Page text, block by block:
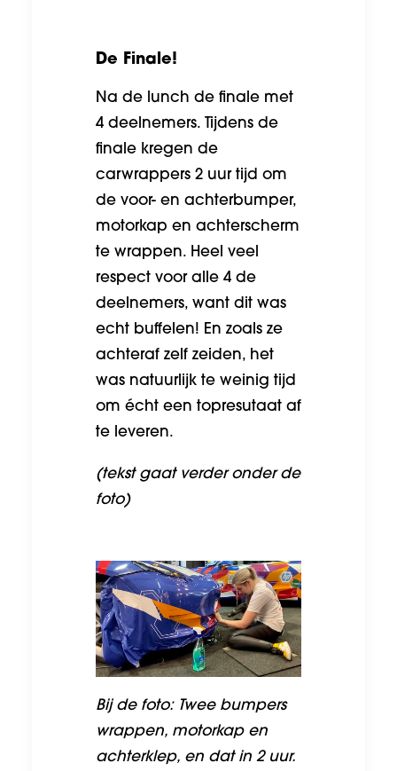
De Finale!
Na de lunch de finale met
4 deelnemers. Tijdens de
finale kregen de
carwrappers 2 uur tijd om
de voor- en achterbumper,
motorkap en achterscherm
te wrappen. Heel veel
respect voor alle 4 de
deelnemers, want dit was
echt buffelen! En zoals ze
achteraf zelf zeiden, het
was natuurlijk te weinig tijd
om écht een topresutaat af
te leveren.
(tekst gaat verder onder de
foto)
Bij de foto: Twee bumpers
wrappen, motorkap en
achterklep, en dat in 2 uur.